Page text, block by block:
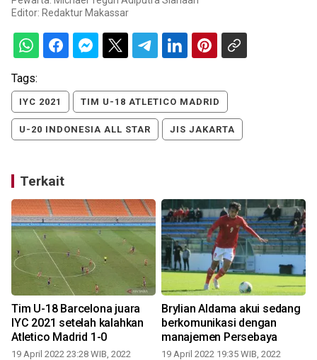
Editor: Redaktur Makassar
Tags:
IYC 2021 TIM U-18 ATLETICO MADRID
U-20 INDONESIA ALL STAR JIS JAKARTA
Terkait
Tim U-18 Barcelona juara
IYC 2021 setelah kalahkan
Atletico Madrid 1-0
19 April 2022 23:28 WIB, 2022
Brylian Aldama akui sedang
berkomunikasi dengan
manajemen Persebaya
19 April 2022 19:35 WIB, 2022